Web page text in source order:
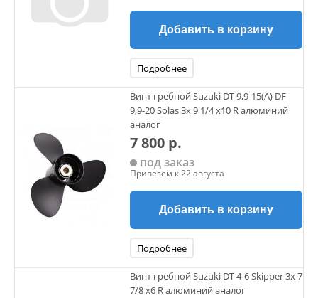
Добавить в корзину
Подробнее
Винт гребной Suzuki DT 9,9-15(А) DF
9,9-20 Solas 3х 9 1/4 х10 R алюминий
аналог
7 800 р.
под заказ
Привезем к 22 августа
Добавить в корзину
Подробнее
Винт гребной Suzuki DT 4-6 Skipper 3х 7
7/8 х6 R алюминий аналог